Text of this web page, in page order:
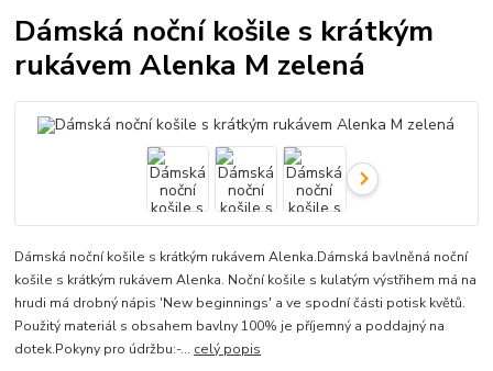
Dámská noční košile s krátkým
rukávem Alenka M zelená
Dámská noční košile s krátkým rukávem Alenka.Dámská bavlněná noční
košile s krátkým rukávem Alenka. Noční košile s kulatým výstřihem má na
hrudi má drobný nápis 'New beginnings' a ve spodní části potisk květů.
Použitý materiál s obsahem bavlny 100% je příjemný a poddajný na
dotek.Pokyny pro údržbu:-... celý popis